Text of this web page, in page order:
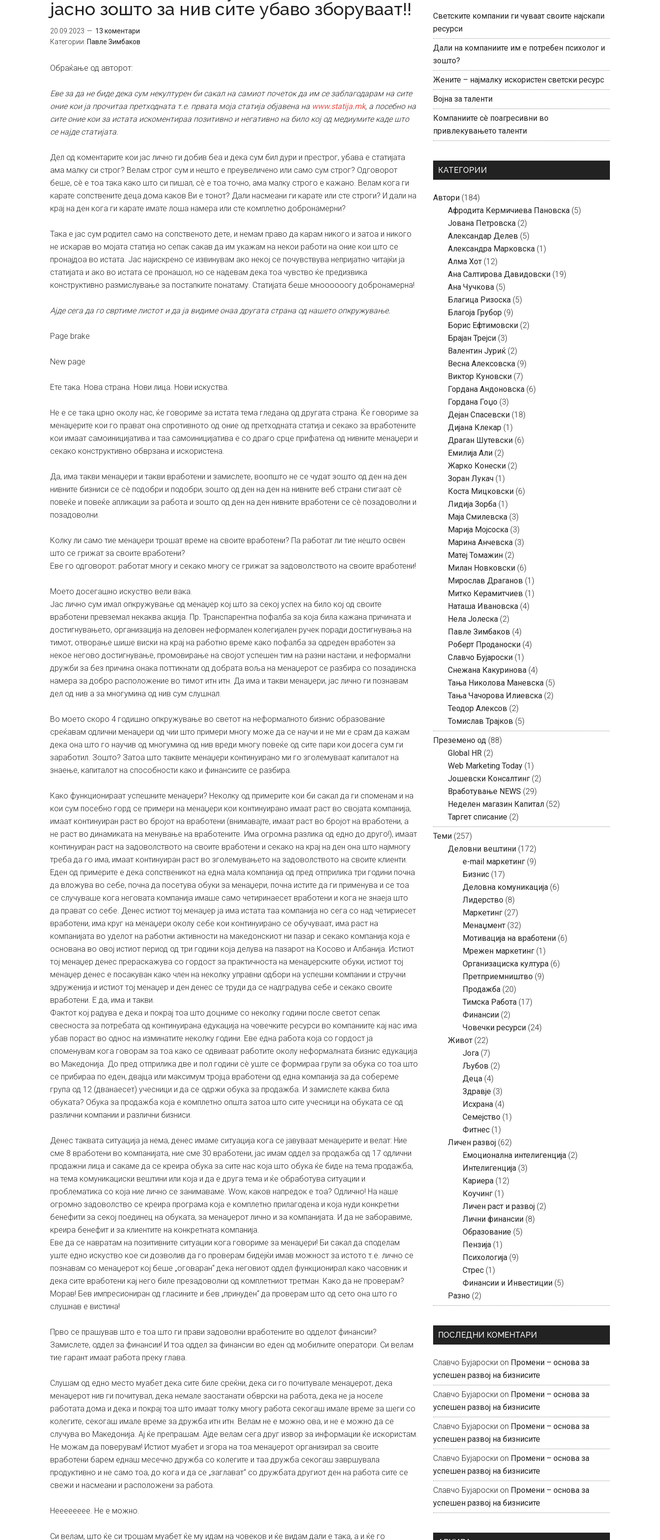
јасно зошто за нив сите убаво зборуваат!!
20.09.2023
13 коментари
Категории: Павле Зимбаков
Обраќање од авторот:
Еве за да не биде дека сум некултурен би сакал на самиот почеток да им се заблагодарам на сите
оние кои ја прочитаа претходната т.е. првата моја статија објавена на www.statija.mk, а посебно на
сите оние кои за истата искоментираа позитивно и негативно на било кој од медиумите каде што
се најде статијата.
Дел од коментарите кои јас лично ги добив беа и дека сум бил дури и престрог, убава е статијата
ама малку си строг? Велам строг сум и нешто е преувеличено или само сум строг? Одговорот
беше, сè е тоа така како што си пишал, сè е тоа точно, ама малку строго е кажано. Велам кога ги
карате сопствените деца дома каков Ви е тонот? Дали насмеани ги карате или сте строги? И дали на
крај на ден кога ги карате имате лоша намера или сте комплетно добронамерни?
Така е јас сум родител само на сопственото дете, и немам право да карам никого и затоа и никого
не искарав во мојата статија но сепак сакав да им укажам на некои работи на оние кои што се
пронајдоа во истата. Јас најискрено се извинувам ако некој се почувствува непријатно читајќи ја
статијата и ако во истата се пронашол, но се надевам дека тоа чувство ќе предизвика
конструктивно размислување за постапките понатаму. Статијата беше мноооооогу добронамерна!
Ајде сега да го свртиме листот и да ја видиме онаа другата страна од нашето опкружување.
Page brake
New page
Ете така. Нова страна. Нови лица. Нови искуства.
Не е се така црно околу нас, ќе говориме за истата тема гледана од другата страна. Ќе говориме за
менаџерите кои го прават она спротивното од оние од претходната статија и секако за вработените
кои имаат самоиницијатива и таа самоиницијатива е со драго срце прифатена од нивните менаџери и
секако конструктивно обврзана и искористена.
Да, има такви менаџери и такви вработени и замислете, воопшто не се чудат зошто од ден на ден
нивните бизниси се сè подобри и подобри, зошто од ден на ден на нивните веб страни стигаат сè
повеќе и повеќе апликации за работа и зошто од ден на ден нивните вработени се сè позадоволни и
позадоволни.
Колку ли само тие менаџери трошат време на своите вработени? Па работат ли тие нешто освен
што се грижат за своите вработени?
Еве го одговорот: работат многу и секако многу се грижат за задоволството на своите вработени!
Моето досегашно искуство вели вака.
Јас лично сум имал опкружување од менаџер кој што за секој успех на било кој од своите
вработени превземал некаква акција. Пр. Транспарентна пофалба за која била кажана причината и
достигнувањето, организација на деловен неформален колегијален ручек поради достигнувања на
тимот, отворање шише виски на крај на работно време како пофалба за одреден вработен за
некое негово достигнување, промовирање на својот успешен тим на разни настани, и неформални
дружби за без причина онака поттикнати од добрата воља на менаџерот се разбира со позадинска
намера за добро расположение во тимот итн итн. Да има и такви менаџери, јас лично ги познавам
дел од нив а за многумина од нив сум слушнал.
Во моето скоро 4 годишно опкружување во светот на неформалното бизнис образование
среќавам одлични менаџери од чии што примери многу може да се научи и не ми е срам да кажам
дека она што го научив од многумина од нив вреди многу повеќе од сите пари кои досега сум ги
заработил. Зошто? Затоа што таквите менаџери континуирано ми го зголемуваат капиталот на
знаење, капиталот на способности како и финансиите се разбира.
Како функционираат успешните менаџери? Неколку од примерите кои би сакал да ги споменам и на
кои сум посебно горд се примери на менаџери кои континуирано имаат раст во својата компанија,
имаат континуиран раст во бројот на вработени (внимавајте, имаат раст во бројот на вработени, а
не раст во динамиката на менување на вработените. Има огромна разлика од едно до друго!), имаат
континуиран раст на задоволството на своите вработени и секако на крај на ден она што најмногу
треба да го има, имаат континуиран раст во зголемувањето на задоволството на своите клиенти.
Еден од примерите е дека сопственикот на една мала компанија од пред отприлика три години почна
да вложува во себе, почна да посетува обуки за менаџери, почна истите да ги применува и се тоа
се случуваше кога неговата компанија имаше само четиринаесет вработени и кога не знаеја што
да прават со себе. Денес истиот тој менаџер ја има истата таа компанија но сега со над четириесет
вработени, има круг на менаџери околу себе кои континуирано се обучуваат, има раст на
компанијата во уделот на работни активности на македонскиот ни пазар и секако компанија која е
основана во овој истиот период од три години која делува на пазарот на Косово и Албанија. Истиот
тој менаџер денес прераскажува со гордост за практичноста на менаџерските обуки, истиот тој
менаџер денес е посакуван како член на неколку управни одбори на успешни компании и стручни
здруженија и истиот тој менаџер и ден денес се труди да се надградува себе и секако своите
вработени. Е да, има и такви.
Фактот кој радува е дека и покрај тоа што доцниме со неколку години после светот сепак
свесноста за потребата од континуирана едукација на човечките ресурси во компаниите кај нас има
убав пораст во однос на изминатите неколку години. Еве една работа која со гордост ја
споменувам кога говорам за тоа како се одвиваат работите околу неформалната бизнис едукација
во Македонија. До пред отприлика две и пол години сè уште се формираа групи за обука со тоа што
се прибираа по еден, двајца или максимум тројца вработени од една компанија за да собереме
група од 12 (дванаесет) учесници и да се одржи обука за продажба. И замислете каква била
обуката? Обука за продажба која е комплетно општа затоа што сите учесници на обуката се од
различни компании и различни бизниси.
Денес таквата ситуација ја нема, денес имаме ситуација кога се јавуваат менаџерите и велат: Ние
сме 8 вработени во компанијата, ние сме 30 вработени, јас имам оддел за продажба од 17 одлични
продажни лица и сакаме да се креира обука за сите нас која што обука ќе биде на тема продажба,
на тема комуникациски вештини или која и да е друга тема и ќе обработува ситуации и
проблематика со која ние лично се занимаваме. Wow, каков напредок е тоа? Одлично! На наше
огромно задоволство се креира програма која е комплетно прилагодена и која нуди конкретни
бенефити за секој поединец на обуката, за менаџерот лично и за компанијата. И да не заборавиме,
креира бенефит и за клиентите на конкретната компанија.
Еве да се навратам на позитивните ситуации кога говориме за менаџери! Би сакал да споделам
уште едно искуство кое си дозволив да го проверам бидејќи имав можност за истото т.е. лично се
познавам со менаџерот кој беше „оговаран“ дека неговиот оддел функционирал како часовник и
дека сите вработени кај него биле презадоволни од комплетниот третман. Како да не проверам?
Морав! Бев импресиониран од гласините и бев „принуден“ да проверам што од сето она што го
слушнав е вистина!
Прво се прашував што е тоа што ги прави задоволни вработените во одделот финансии?
Замислете, оддел за финансии! И тоа оддел за финансии во еден од мобилните оператори. Си велам
тие гарант имаат работа преку глава.
Слушам од едно место муабет дека сите биле среќни, дека си го почитувале менаџерот, дека
менаџерот нив ги почитувал, дека немале заостанати обврски на работа, дека не ја носеле
работата дома и дека и покрај тоа што имаат толку многу работа секогаш имале време за шеги со
колегите, секогаш имале време за дружба итн итн. Велам не е можно ова, и не е можно да се
случува во Македонија. Ај ќе препрашам. Ајде велам сега друг извор за информации ќе искористам.
Не можам да поверувам! Истиот муабет и згора на тоа менаџерот организирал за своите
вработени барем еднаш месечно дружба со колегите и таа дружба секогаш завршувала
продуктивно и не само тоа, до кога и да се „заглават“ со дружбата другиот ден на работа сите се
свежи и насмеани и расположени за работа.
Нееееееее. Не е можно.
Си велам, што ќе си трошам муабет ќе му идам на човеков и ќе видам дали е така, а и ќе го
Светските компании ги чуваат своите најскапи
ресурси
Дали на компаниите им е потребен психолог и
зошто?
Жените – најмалку искористен светски ресурс
Војна за таленти
Компаниите сè поагресивни во
привлекувањето таленти
КАТЕГОРИИ
Автори (184)
Aфродита Кермичиева Пановска (5)
Јована Петровска (2)
Александар Делев (5)
Александра Марковска (1)
Алма Хот (12)
Ана Салтирова Давидовски (19)
Ана Чучкова (5)
Благица Ризоска (5)
Благоја Грубор (9)
Борис Ефтимовски (2)
Брајан Трејси (3)
Валентин Јуриќ (2)
Весна Алексовска (9)
Виктор Куновски (7)
Гордана Андоновска (6)
Гордана Гоџо (3)
Дејан Спасевски (18)
Дијана Клекар (1)
Драган Шутевски (6)
Емилија Али (2)
Жарко Конески (2)
Зоран Лукач (1)
Коста Мицковски (6)
Лидија Зорба (1)
Маја Смилевска (3)
Марија Мојсоска (3)
Марина Анчевска (3)
Матеј Томажин (2)
Милан Новковски (6)
Мирослав Драганов (1)
Митко Керамитчиев (1)
Наташа Ивановска (4)
Нела Јолеска (2)
Павле Зимбаков (4)
Роберт Проданоски (4)
Славчо Бујароски (1)
Снежана Какуринова (4)
Тања Николова Маневска (5)
Тања Чачорова Илиевска (2)
Теодор Алексов (2)
Томислав Трајков (5)
Преземено од (88)
Global HR (2)
Web Marketing Today (1)
Јошевски Консалтинг (2)
Вработување NEWS (29)
Неделен магазин Капитал (52)
Таргет списание (2)
Теми (257)
Деловни вештини (172)
e-mail маркетинг (9)
Бизнис (17)
Деловна комуникација (6)
Лидерство (8)
Маркетинг (27)
Менаџмент (32)
Мотивација на вработени (6)
Мрежен маркетинг (1)
Организациска култура (6)
Претприемништво (9)
Продажба (20)
Тимска Работа (17)
Финансии (2)
Човечки ресурси (24)
Живот (22)
Јога (7)
Љубов (2)
Деца (4)
Здравје (3)
Исхрана (4)
Семејство (1)
Фитнес (1)
Личен развој (62)
Емоционална интелигенција (2)
Интелигенција (3)
Кариера (12)
Коучинг (1)
Личен раст и развој (2)
Лични финансии (8)
Образование (5)
Пензија (1)
Психологија (9)
Стрес (1)
Финансии и Инвестиции (5)
Разно (2)
ПОСЛЕДНИ КОМЕНТАРИ
Славчо Бујароски on Промени – основа за
успешен развој на бизнисите
Славчо Бујароски on Промени – основа за
успешен развој на бизнисите
Славчо Бујароски on Промени – основа за
успешен развој на бизнисите
Славчо Бујароски on Промени – основа за
успешен развој на бизнисите
Славчо Бујароски on Промени – основа за
успешен развој на бизнисите